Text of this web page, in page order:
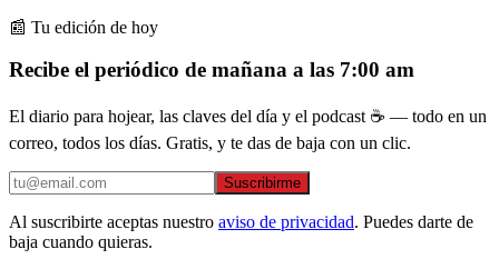
📰 Tu edición de hoy
Recibe el periódico de mañana a las 7:00 am
El diario para hojear, las claves del día y el podcast ☕ — todo en un
correo, todos los días. Gratis, y te das de baja con un clic.
Suscribirme
Al suscribirte aceptas nuestro aviso de privacidad. Puedes darte de
baja cuando quieras.